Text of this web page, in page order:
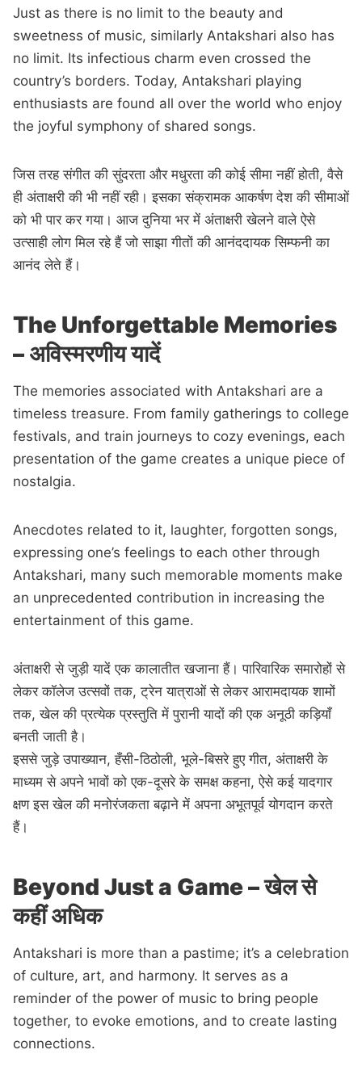
Just as there is no limit to the beauty and
sweetness of music, similarly Antakshari also has
no limit. Its infectious charm even crossed the
country’s borders. Today, Antakshari playing
enthusiasts are found all over the world who enjoy
the joyful symphony of shared songs.
जिस तरह संगीत की सुंदरता और मधुरता की कोई सीमा नहीं होती, वैसे
ही अंताक्षरी की भी नहीं रही। इसका संक्रामक आकर्षण देश की सीमाओं
को भी पार कर गया। आज दुनिया भर में अंताक्षरी खेलने वाले ऐसे
उत्साही लोग मिल रहे हैं जो साझा गीतों की आनंददायक सिम्फनी का
आनंद लेते हैं।
The Unforgettable Memories
– अविस्मरणीय यादें
The memories associated with Antakshari are a
timeless treasure. From family gatherings to college
festivals, and train journeys to cozy evenings, each
presentation of the game creates a unique piece of
nostalgia.
Anecdotes related to it, laughter, forgotten songs,
expressing one’s feelings to each other through
Antakshari, many such memorable moments make
an unprecedented contribution in increasing the
entertainment of this game.
अंताक्षरी से जुड़ी यादें एक कालातीत खजाना हैं। पारिवारिक समारोहों से
लेकर कॉलेज उत्सवों तक, ट्रेन यात्राओं से लेकर आरामदायक शामों
तक, खेल की प्रत्येक प्रस्तुति में पुरानी यादों की एक अनूठी कड़ियाँ
बनती जाती है।
इससे जुड़े उपाख्यान, हँसी-ठिठोली, भूले-बिसरे हुए गीत, अंताक्षरी के
माध्यम से अपने भावों को एक-दूसरे के समक्ष कहना, ऐसे कई यादगार
क्षण इस खेल की मनोरंजकता बढ़ाने में अपना अभूतपूर्व योगदान करते
हैं।
Beyond Just a Game – खेल से
कहीं अधिक
Antakshari is more than a pastime; it’s a celebration
of culture, art, and harmony. It serves as a
reminder of the power of music to bring people
together, to evoke emotions, and to create lasting
connections.